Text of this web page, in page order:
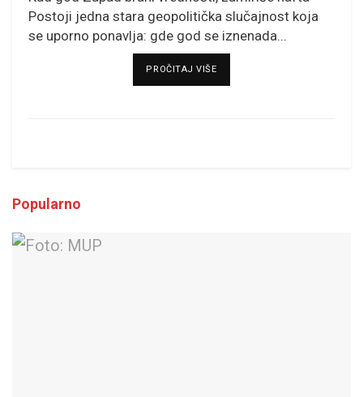
Postoji jedna stara geopolitička slučajnost koja
se uporno ponavlja: gde god se iznenada...
PROČITAJ VIŠEDETAILS
Popularno